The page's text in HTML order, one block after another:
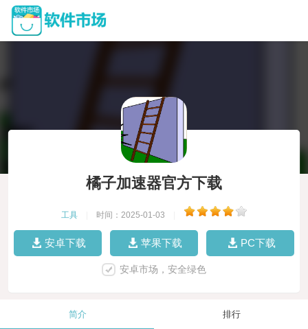
橘子加速器官方下载
工具 时间：2025-01-03
安卓下载 苹果下载 PC下载
安卓市场，安全绿色
简介 排行